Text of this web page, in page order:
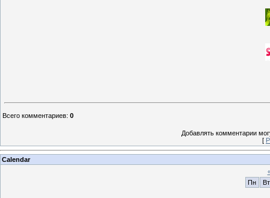
Всего комментариев: 0
Добавлять комментарии
[
Calendar
Пн
Вт